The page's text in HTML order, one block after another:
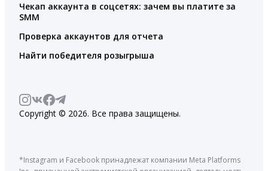
Чекап аккаунта в соцсетях: зачем вы платите за
SMM
Проверка аккаунтов для отчета
Найти победителя розыгрыша
Copyright © 2026. Все права защищены.
*Instagram и Facebook принадлежат компании Meta Platforms